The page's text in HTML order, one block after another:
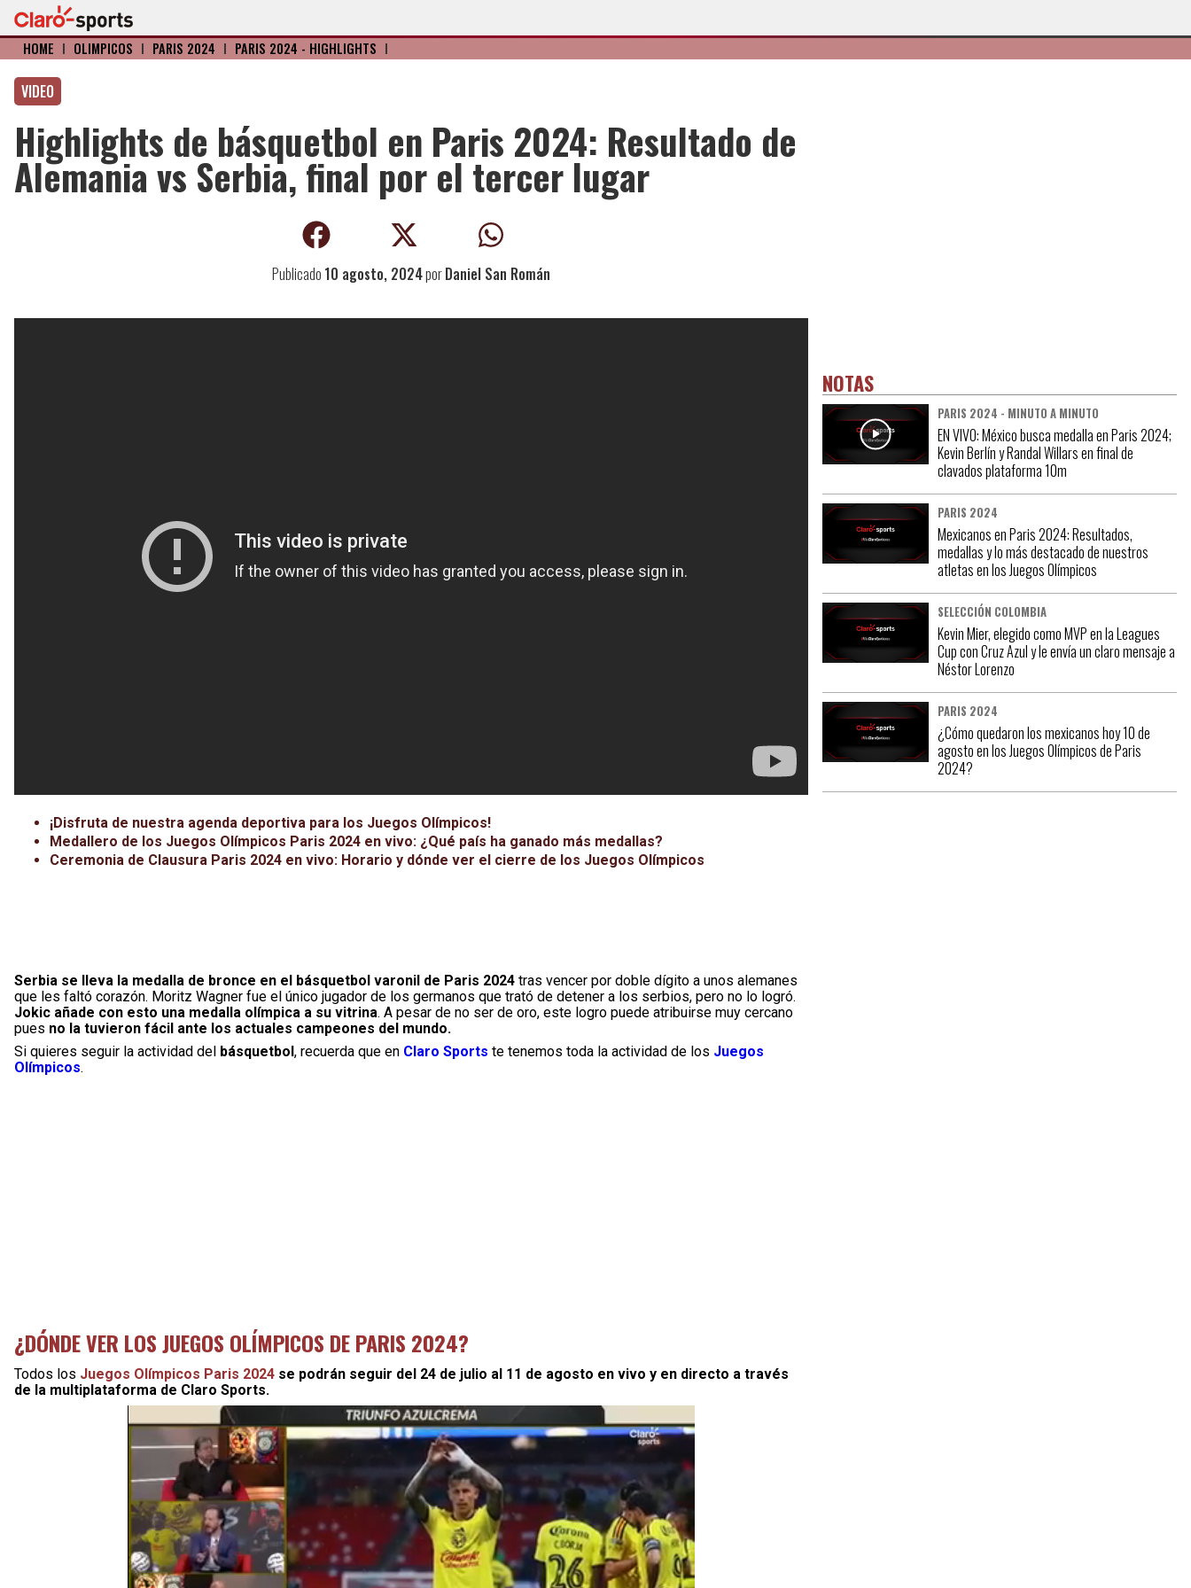
HOME I OLÍMPICOS I PARIS 2024 I PARIS 2024 - HIGHLIGHTS I
VIDEO
Highlights de básquetbol en Paris 2024: Resultado de
Alemania vs Serbia, final por el tercer lugar
Publicado 10 agosto, 2024porDaniel San Román
¡Disfruta de nuestra agenda deportiva para los Juegos Olímpicos!
Medallero de los Juegos Olímpicos Paris 2024 en vivo: ¿Qué país ha ganado más medallas?
Ceremonia de Clausura Paris 2024 en vivo: Horario y dónde ver el cierre de los Juegos Olímpicos
Serbia se lleva la medalla de bronce en el básquetbol varonil de Paris 2024 tras vencer por doble dígito a unos alemanes
que les faltó corazón. Moritz Wagner fue el único jugador de los germanos que trató de detener a los serbios, pero no lo logró.
Jokic añade con esto una medalla olímpica a su vitrina. A pesar de no ser de oro, este logro puede atribuirse muy cercano
pues no la tuvieron fácil ante los actuales campeones del mundo.
Si quieres seguir la actividad del básquetbol, recuerda que en Claro Sports te tenemos toda la actividad de los Juegos
Olímpicos.
¿DÓNDE VER LOS JUEGOS OLÍMPICOS DE PARIS 2024?
Todos los Juegos Olímpicos Paris 2024 se podrán seguir del 24 de julio al 11 de agosto en vivo y en directo a través
de la multiplataforma de Claro Sports.
NOTAS
PARIS 2024 - MINUTO A MINUTO
EN VIVO: México busca medalla en Paris 2024;
Kevin Berlín y Randal Willars en final de
clavados plataforma 10m
PARIS 2024
Mexicanos en Paris 2024: Resultados,
medallas y lo más destacado de nuestros
atletas en los Juegos Olímpicos
SELECCIÓN COLOMBIA
Kevin Mier, elegido como MVP en la Leagues
Cup con Cruz Azul y le envía un claro mensaje a
Néstor Lorenzo
PARIS 2024
¿Cómo quedaron los mexicanos hoy 10 de
agosto en los Juegos Olímpicos de Paris
2024?